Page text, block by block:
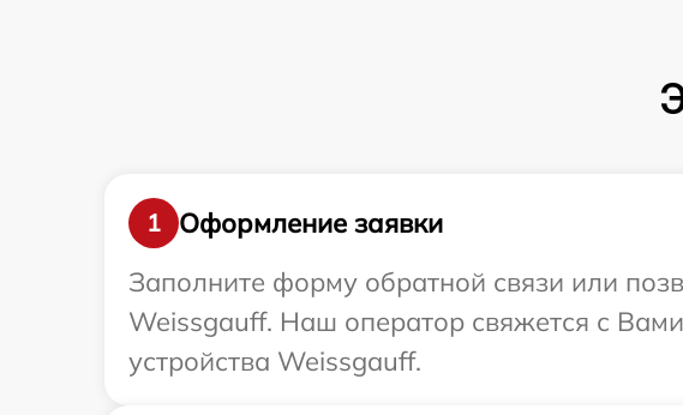
1
Оформление заявки
Заполните форму обратной связи или
Weissgauff. Наш оператор свяжется с
устройства Weissgauff.